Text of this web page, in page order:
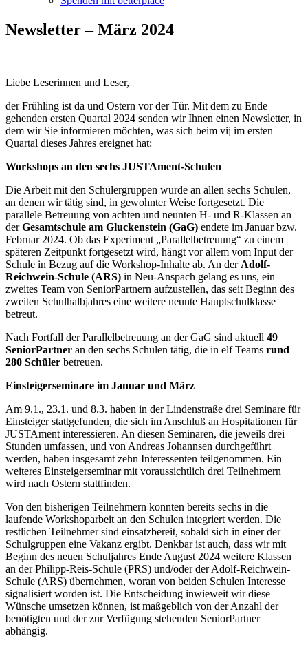
Newsletter – März 2024
Liebe Leserinnen und Leser,
der Frühling ist da und Ostern vor der Tür. Mit dem zu Ende
gehenden ersten Quartal 2024 senden wir Ihnen einen Newsletter, in
dem wir Sie informieren möchten, was sich beim vij im ersten
Quartal dieses Jahres ereignet hat:
Workshops an den sechs JUSTAment-Schulen
Die Arbeit mit den Schülergruppen wurde an allen sechs Schulen,
an denen wir tätig sind, in gewohnter Weise fortgesetzt. Die
parallele Betreuung von achten und neunten H- und R-Klassen an
derGesamtschule am Gluckenstein (GaG) endete im Januar bzw.
Februar 2024. Ob das Experiment „Parallelbetreuung“ zu einem
späteren Zeitpunkt fortgesetzt wird, hängt vor allem vom Input der
Schule in Bezug auf die Workshop-Inhalte ab. An der Adolf-
Reichwein-Schule (ARS) in Neu-Anspach gelang es uns, ein
zweites Team von SeniorPartnern aufzustellen, das seit Beginn des
zweiten Schulhalbjahres eine weitere neunte Hauptschulklasse
betreut.
Nach Fortfall der Parallelbetreuung an der GaG sind aktuell 49
SeniorPartner an den sechs Schulen tätig, die in elf Teams rund
280 Schüler betreuen.
Einsteigerseminare im Januar und März
Am 9.1., 23.1. und 8.3. haben in der Lindenstraße drei Seminare für
Einsteiger stattgefunden, die sich im Anschluß an Hospitationen für
JUSTAment interessieren. An diesen Seminaren, die jeweils drei
Stunden umfassen, und von Andreas Johannsen durchgeführt
werden, haben insgesamt zehn Interessenten teilgenommen. Ein
weiteres Einsteigerseminar mit voraussichtlich drei Teilnehmern
wird nach Ostern stattfinden.
Von den bisherigen Teilnehmern konnten bereits sechs in die
laufende Workshoparbeit an den Schulen integriert werden. Die
restlichen Teilnehmer sind einsatzbereit, sobald sich in einer der
Schulgruppen eine Vakanz ergibt. Denkbar ist auch, dass wir mit
Beginn des neuen Schuljahres Ende August 2024 weitere Klassen
an der Philipp-Reis-Schule (PRS) und/oder der Adolf-Reichwein-
Schule (ARS) übernehmen, woran von beiden Schulen Interesse
signalisiert worden ist. Die Entscheidung inwieweit wir diese
Wünsche umsetzen können, ist maßgeblich von der Anzahl der
benötigten und der zur Verfügung stehenden SeniorPartner
abhängig.